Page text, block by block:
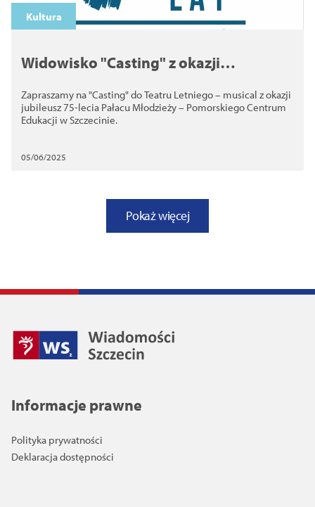
Kultura
Widowisko "Casting" z okazji
Zapraszamy na "Casting" do Teatru Letniego – musical z okazji
jubileusz 75-lecia Pałacu Młodzieży – Pomorskiego Centrum
Edukacji w Szczecinie.
05/06/2025
Pokaż więcej
Informacje prawne
Polityka prywatności
Deklaracja dostępności